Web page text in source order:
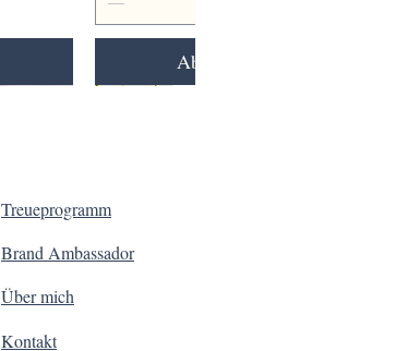
Ab ins Körberl
Treueprogramm
Brand Ambassador
Über mich
Kontakt